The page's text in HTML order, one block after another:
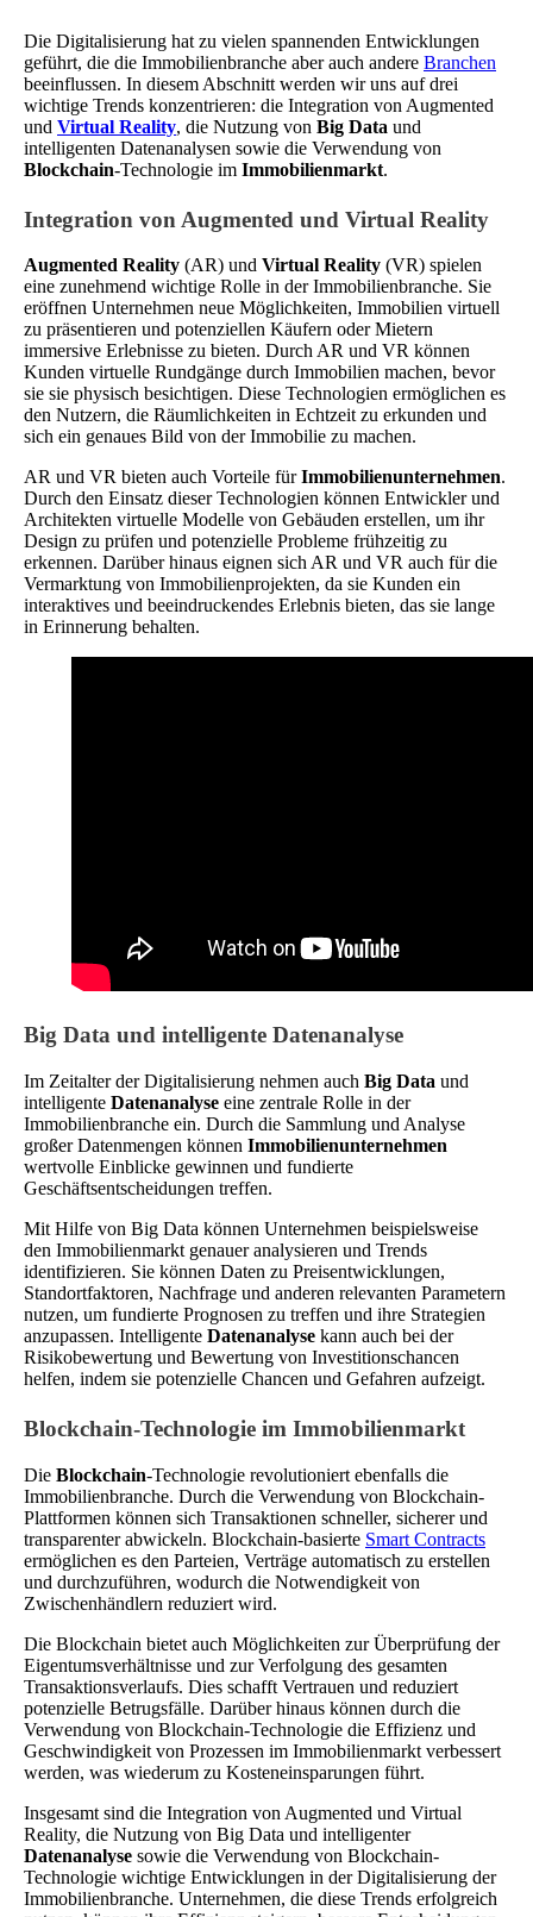
Die Digitalisierung hat zu vielen spannenden Entwicklungen
geführt, die die Immobilienbranche aber auch andere Branchen
beeinflussen. In diesem Abschnitt werden wir uns auf drei
wichtige Trends konzentrieren: die Integration von Augmented
und Virtual Reality, die Nutzung von Big Data und
intelligenten Datenanalysen sowie die Verwendung von
Blockchain-Technologie im Immobilienmarkt.
Integration von Augmented und Virtual Reality
Augmented Reality (AR) und Virtual Reality (VR) spielen
eine zunehmend wichtige Rolle in der Immobilienbranche. Sie
eröffnen Unternehmen neue Möglichkeiten, Immobilien virtuell
zu präsentieren und potenziellen Käufern oder Mietern
immersive Erlebnisse zu bieten. Durch AR und VR können
Kunden virtuelle Rundgänge durch Immobilien machen, bevor
sie sie physisch besichtigen. Diese Technologien ermöglichen es
den Nutzern, die Räumlichkeiten in Echtzeit zu erkunden und
sich ein genaues Bild von der Immobilie zu machen.
AR und VR bieten auch Vorteile fürImmobilienunternehmen.
Durch den Einsatz dieser Technologien können Entwickler und
Architekten virtuelle Modelle von Gebäuden erstellen, um ihr
Design zu prüfen und potenzielle Probleme frühzeitig zu
erkennen. Darüber hinaus eignen sich AR und VR auch für die
Vermarktung von Immobilienprojekten, da sie Kunden ein
interaktives und beeindruckendes Erlebnis bieten, das sie lange
in Erinnerung behalten.
Big Data und intelligente Datenanalyse
Im Zeitalter der Digitalisierung nehmen auch Big Data und
intelligente Datenanalyse eine zentrale Rolle in der
Immobilienbranche ein. Durch die Sammlung und Analyse
großer Datenmengen können Immobilienunternehmen
wertvolle Einblicke gewinnen und fundierte
Geschäftsentscheidungen treffen.
Mit Hilfe von Big Data können Unternehmen beispielsweise
den Immobilienmarkt genauer analysieren und Trends
identifizieren. Sie können Daten zu Preisentwicklungen,
Standortfaktoren, Nachfrage und anderen relevanten Parametern
nutzen, um fundierte Prognosen zu treffen und ihre Strategien
anzupassen. Intelligente Datenanalyse kann auch bei der
Risikobewertung und Bewertung von Investitionschancen
helfen, indem sie potenzielle Chancen und Gefahren aufzeigt.
Blockchain-Technologie im Immobilienmarkt
Die Blockchain-Technologie revolutioniert ebenfalls die
Immobilienbranche. Durch die Verwendung von Blockchain-
Plattformen können sich Transaktionen schneller, sicherer und
transparenter abwickeln. Blockchain-basierte Smart Contracts
ermöglichen es den Parteien, Verträge automatisch zu erstellen
und durchzuführen, wodurch die Notwendigkeit von
Zwischenhändlern reduziert wird.
Die Blockchain bietet auch Möglichkeiten zur Überprüfung der
Eigentumsverhältnisse und zur Verfolgung des gesamten
Transaktionsverlaufs. Dies schafft Vertrauen und reduziert
potenzielle Betrugsfälle. Darüber hinaus können durch die
Verwendung von Blockchain-Technologie die Effizienz und
Geschwindigkeit von Prozessen im Immobilienmarkt verbessert
werden, was wiederum zu Kosteneinsparungen führt.
Insgesamt sind die Integration von Augmented und Virtual
Reality, die Nutzung von Big Data und intelligenter
Datenanalyse sowie die Verwendung von Blockchain-
Technologie wichtige Entwicklungen in der Digitalisierung der
Immobilienbranche. Unternehmen, die diese Trends erfolgreich